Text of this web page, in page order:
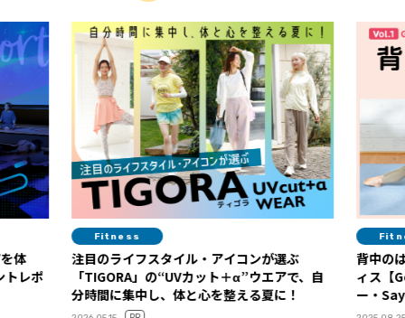
が選ぶ
エアで、自
Fitness
背中のはみ肉解消！ 紙皿１枚でできるピラテ
ィス【Google本社エグゼクティブトレーナ
ー・Sayaさん直伝】 Vol.１